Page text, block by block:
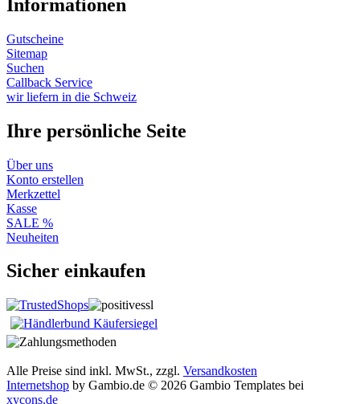
Informationen
Gutscheine
Sitemap
Suchen
Callback Service
wir liefern in die Schweiz
Ihre persönliche Seite
Über uns
Konto erstellen
Merkzettel
Kasse
SALE %
Neuheiten
Sicher einkaufen
Alle Preise sind inkl. MwSt., zzgl. Versandkosten
Internetshop by Gambio.de © 2026 Gambio Templates bei
xycons.de